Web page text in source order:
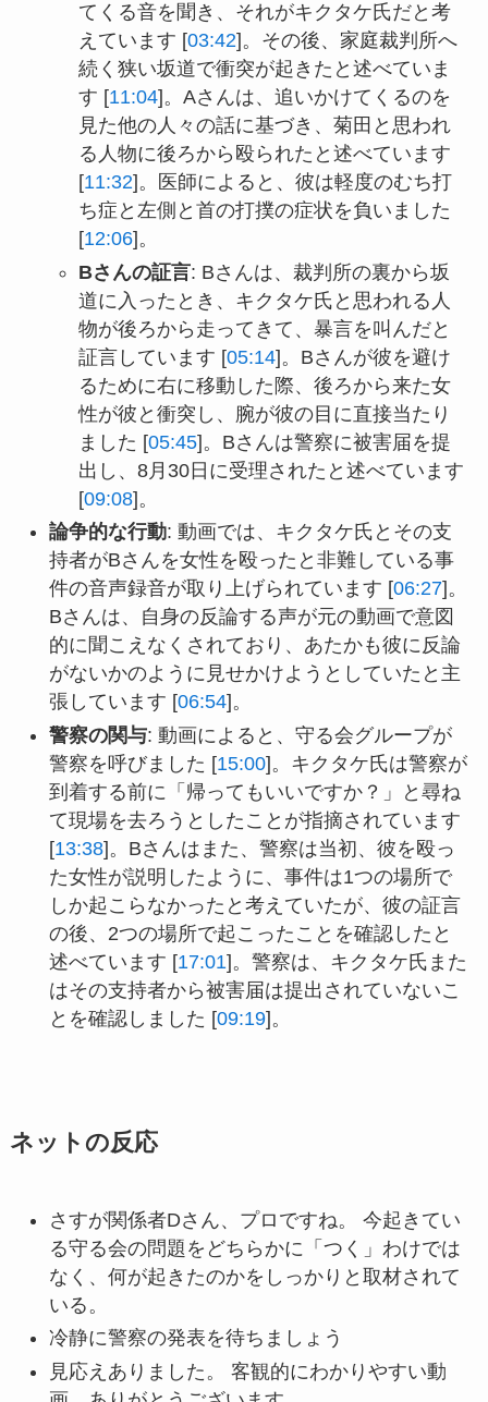
てくる音を聞き、それがキクタケ氏だと考
えています [03:42]。その後、家庭裁判所へ
続く狭い坂道で衝突が起きたと述べていま
す [11:04]。Aさんは、追いかけてくるのを
見た他の人々の話に基づき、菊田と思われ
る人物に後ろから殴られたと述べています
[11:32]。医師によると、彼は軽度のむち打
ち症と左側と首の打撲の症状を負いました
[12:06]。
Bさんの証言: Bさんは、裁判所の裏から坂
道に入ったとき、キクタケ氏と思われる人
物が後ろから走ってきて、暴言を叫んだと
証言しています [05:14]。Bさんが彼を避け
るために右に移動した際、後ろから来た女
性が彼と衝突し、腕が彼の目に直接当たり
ました [05:45]。Bさんは警察に被害届を提
出し、8月30日に受理されたと述べています
[09:08]。
論争的な行動: 動画では、キクタケ氏とその支
持者がBさんを女性を殴ったと非難している事
件の音声録音が取り上げられています [06:27]。
Bさんは、自身の反論する声が元の動画で意図
的に聞こえなくされており、あたかも彼に反論
がないかのように見せかけようとしていたと主
張しています [06:54]。
警察の関与: 動画によると、守る会グループが
警察を呼びました [15:00]。キクタケ氏は警察が
到着する前に「帰ってもいいですか？」と尋ね
て現場を去ろうとしたことが指摘されています
[13:38]。Bさんはまた、警察は当初、彼を殴っ
た女性が説明したように、事件は1つの場所で
しか起こらなかったと考えていたが、彼の証言
の後、2つの場所で起こったことを確認したと
述べています [17:01]。警察は、キクタケ氏また
はその支持者から被害届は提出されていないこ
とを確認しました [09:19]。
ネットの反応
さすが関係者Dさん、プロですね。 今起きてい
る守る会の問題をどちらかに「つく」わけでは
なく、何が起きたのかをしっかりと取材されて
いる。
冷静に警察の発表を待ちましょう
見応えありました。 客観的にわかりやすい動